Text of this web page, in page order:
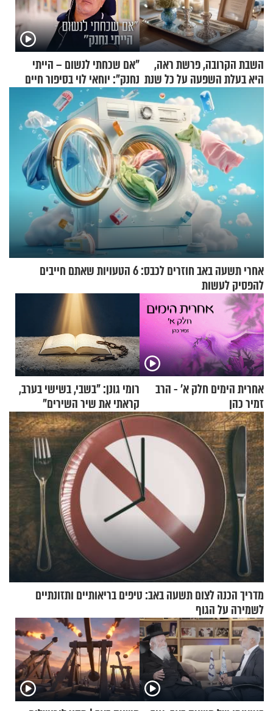
השבת הקרובה, פרשת ראה,
היא בעלת השפעה על כל שנת
"אם שכחתי לנשום – הייתי
נחנק": יוחאי לוי בסיפור חיים
מעורר השראה
אחרי תשעה באב חוזרים לכבס: 6 הטעויות שאתם חייבים
להפסיק לעשות
אחרית הימים חלק א’ - הרב
זמיר כהן
רומי גונן: "בשבי, בשישי בערב,
קראתי את שיר השירים"
מדריך הכנה לצום תשעה באב: טיפים בריאותיים ותזונתיים
לשמירה על הגוף